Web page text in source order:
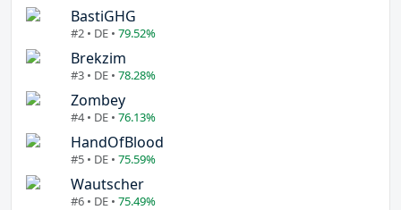
BastiGHG
#2 • DE • 79.52%
Brekzim
#3 • DE • 78.28%
Zombey
#4 • DE • 76.13%
HandOfBlood
#5 • DE • 75.59%
Wautscher
#6 • DE • 75.49%